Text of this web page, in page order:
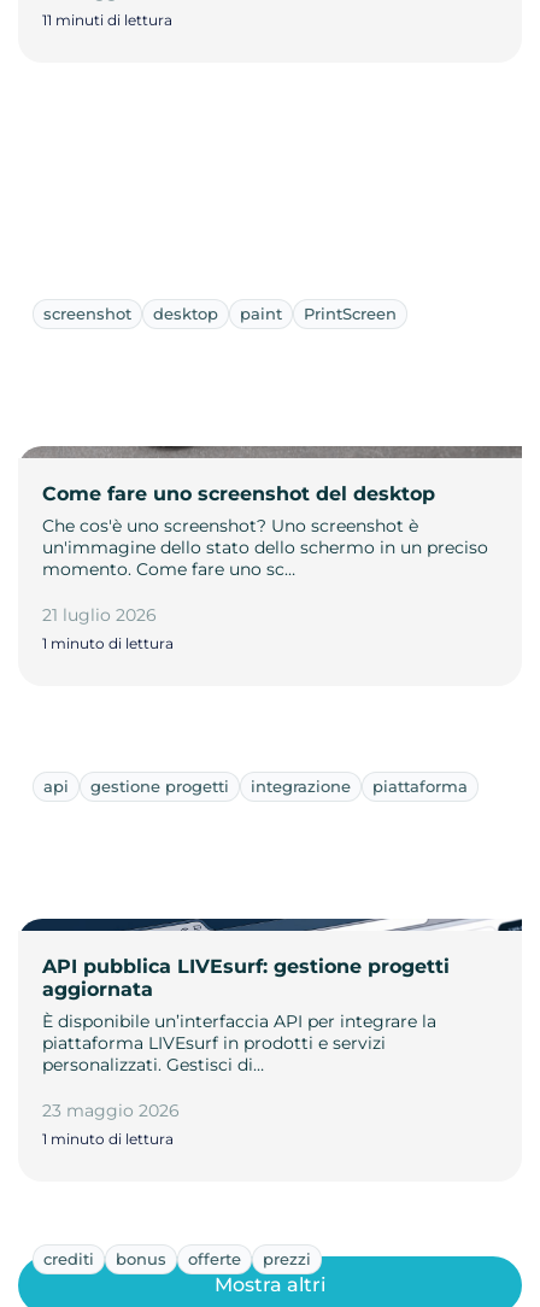
11 minuti di lettura
screenshot desktop paint PrintScreen
Come fare uno screenshot del desktop
Che cos'è uno screenshot? Uno screenshot è
un'immagine dello stato dello schermo in un preciso
momento. Come fare uno sc…
21 luglio 2026
1 minuto di lettura
api gestione progetti integrazione piattaforma
API pubblica LIVEsurf: gestione progetti
aggiornata
È disponibile un’interfaccia API per integrare la
piattaforma LIVEsurf in prodotti e servizi
personalizzati. Gestisci di…
23 maggio 2026
1 minuto di lettura
crediti bonus offerte prezzi
Mostra altri